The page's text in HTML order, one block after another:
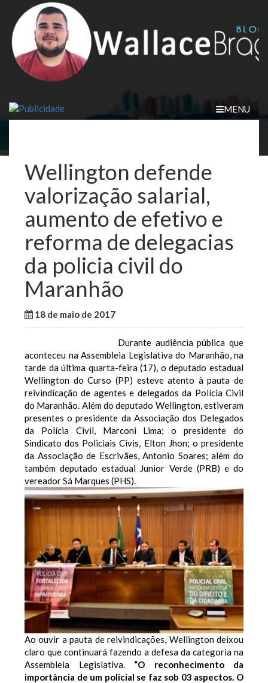
content
MENU
Wellington defende
valorização salarial,
aumento de efetivo e
reforma de delegacias
da policia civil do
Maranhão
18 de maio de 2017
Durante audiência pública que
aconteceu na Assembleia Legislativa do Maranhão, na
tarde da última quarta-feira (17), o deputado estadual
Wellington do Curso (PP) esteve atento à pauta de
reivindicação de agentes e delegados da Polícia Civil
do Maranhão. Além do deputado Wellington, estiveram
presentes o presidente da Associação dos Delegados
da Polícia Civil, Marconi Lima; o presidente do
Sindicato dos Policiais Civis, Elton Jhon; o presidente
da Associação de Escrivães, Antonio Soares; além do
também deputado estadual Junior Verde (PRB) e do
vereador Sá Marques (PHS).
Ao ouvir a pauta de reivindicações, Wellington deixou
claro que continuará fazendo a defesa da categoria na
Assembleia Legislativa. “O reconhecimento da
importância de um policial se faz sob 03 aspectos. O